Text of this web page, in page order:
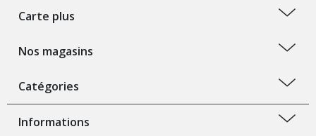
Carte plus
Nos magasins
Catégories
Informations